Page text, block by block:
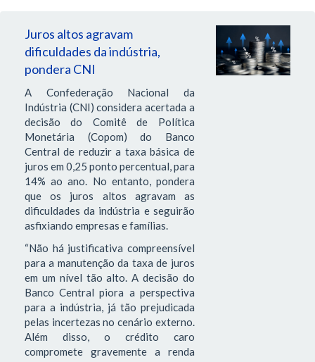
Juros altos agravam
dificuldades da indústria,
pondera CNI
A Confederação Nacional da
Indústria (CNI) considera acertada a
decisão do Comitê de Política
Monetária (Copom) do Banco
Central de reduzir a taxa básica de
juros em 0,25 ponto percentual, para
14% ao ano. No entanto, pondera
que os juros altos agravam as
dificuldades da indústria e seguirão
asfixiando empresas e famílias.
“Não há justificativa compreensível
para a manutenção da taxa de juros
em um nível tão alto. A decisão do
Banco Central piora a perspectiva
para a indústria, já tão prejudicada
pelas incertezas no cenário externo.
Além disso, o crédito caro
compromete gravemente a renda